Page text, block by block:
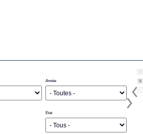
Année
Etat